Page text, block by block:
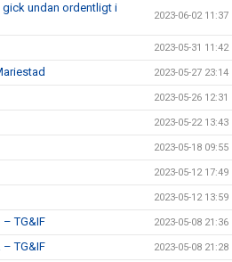
gick undan ordentligt i
2023-06-02 11:37
2023-05-31 11:42
2023-05-27 23:14
2023-05-26 12:31
2023-05-22 13:43
2023-05-18 09:55
2023-05-12 17:49
2023-05-12 13:59
TG&IF 2023-05-08 21:36
TG&IF 2023-05-08 21:28